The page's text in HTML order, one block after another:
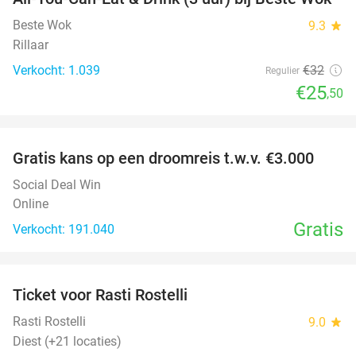
Beste Wok 9.3 star
Rillaar
Verkocht: 1.039
Regulier €32
€25,50
Gratis kans op een droomreis t.w.v. €3.000
Social Deal Win
Online
Verkocht: 191.040
Gratis
TODAY
Ticket voor Rasti Rostelli
Rasti Rostelli 9.0 star
Diest (+21 locaties)